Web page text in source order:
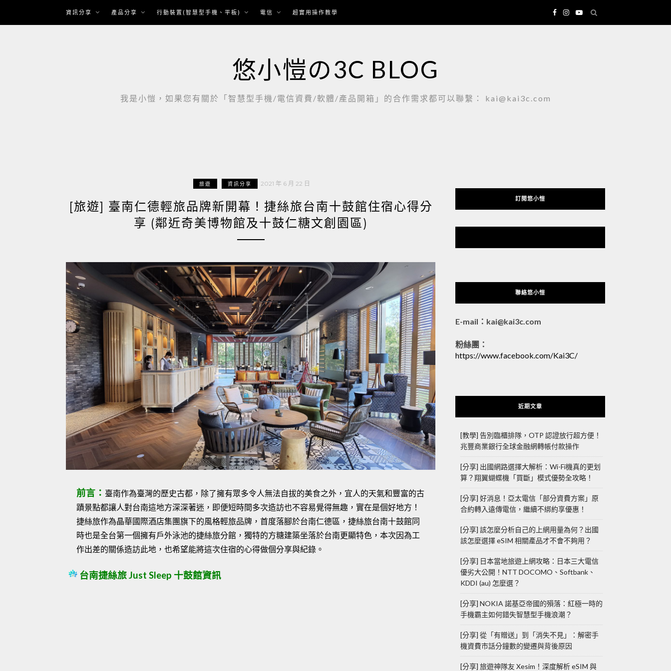
content
資訊分享 產品分享 行動裝置(智慧型手機、平板) 電信 超實用操作教學
悠小愷の3C BLOG
我是小愷，如果您有關於「智慧型手機/電信資費/軟體/產品開箱」的合作需求都可以聯繫： kai@kai3c.com
旅遊 資訊分享 2021 年 6 月 22 日
[旅遊] 臺南仁德輕旅品牌新開幕！捷絲旅台南十鼓館住宿心得分
享 (鄰近奇美博物館及十鼓仁糖文創園區)
前言： 臺南作為臺灣的歷史古都，除了擁有眾多令人無法自拔的美食之外，宜人的天氣和豐富的古
蹟景點都讓人對台南這地方深深著迷，即便短時間多次造訪也不容易覺得無趣，實在是個好地方！
捷絲旅作為晶華國際酒店集團旗下的風格輕旅品牌，首度落腳於台南仁德區，捷絲旅台南十鼓館同
時也是全台第一個擁有戶外泳池的捷絲旅分館，獨特的方糖建築坐落於台南更顯特色，本次因為工
作出差的關係造訪此地，也希望能將這次住宿的心得做個分享與紀錄。
台南捷絲旅 Just Sleep 十鼓館資訊
訂閱悠小愷
聯絡悠小愷
E-mail：kai@kai3c.com
粉絲團：
https://www.facebook.com/Kai3C/
近期文章
[教學] 告別臨櫃排隊，OTP 認證放行超方便！
兆豐商業銀行全球金融網轉帳付款操作
[分享] 出國網路選擇大解析：Wi-Fi機真的更划
算？翔翼蝴蝶機「買斷」模式優勢全攻略！
[分享] 好消息！亞太電信「部分資費方案」原
合約轉入遠傳電信，繼續不綁約享優惠！
[分享] 該怎麼分析自己的上網用量為何？出國
該怎麼選擇 eSIM 相關產品才不會不夠用？
[分享] 日本當地旅遊上網攻略：日本三大電信
優劣大公開！NTT DOCOMO、Softbank、
KDDI (au) 怎麼選？
[分享] NOKIA 諾基亞帝國的殞落：紅極一時的
手機霸主如何錯失智慧型手機浪潮？
[分享] 從「有贈送」到「消失不見」：解密手
機資費市話分鐘數的變遷與背後原因
[分享] 旅遊神隊友 Xesim！深度解析 eSIM 與